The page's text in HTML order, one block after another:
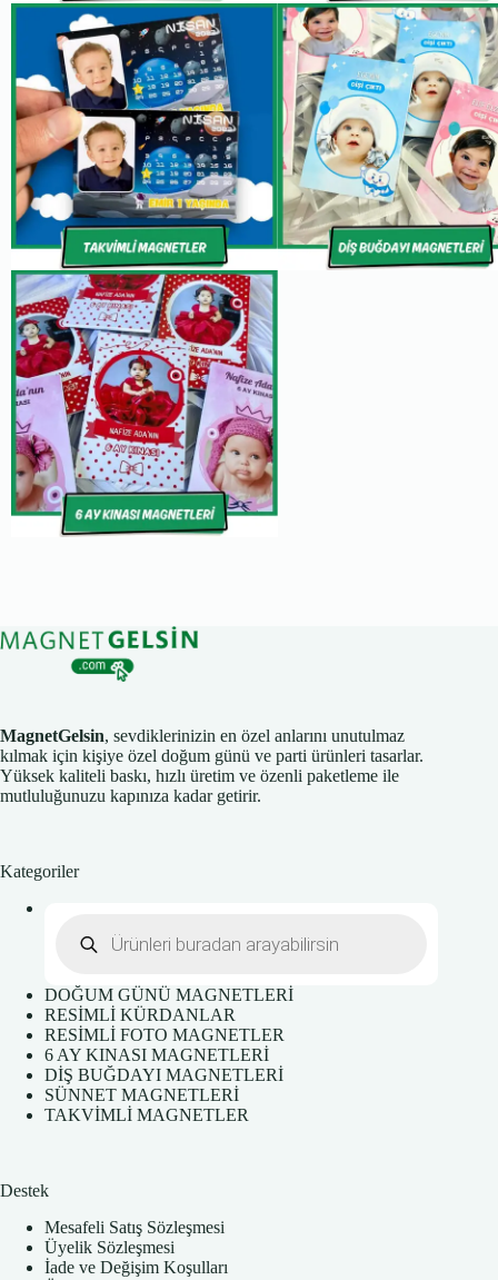
MagnetGelsin, sevdiklerinizin en özel anlarını unutulmaz
kılmak için kişiye özel doğum günü ve parti ürünleri tasarlar.
Yüksek kaliteli baskı, hızlı üretim ve özenli paketleme ile
mutluluğunuzu kapınıza kadar getirir.
Kategoriler
DOĞUM GÜNÜ MAGNETLERİ
RESİMLİ KÜRDANLAR
RESİMLİ FOTO MAGNETLER
6 AY KINASI MAGNETLERİ
DİŞ BUĞDAYI MAGNETLERİ
SÜNNET MAGNETLERİ
TAKVİMLİ MAGNETLER
Destek
Mesafeli Satış Sözleşmesi
Üyelik Sözleşmesi
İade ve Değişim Koşulları